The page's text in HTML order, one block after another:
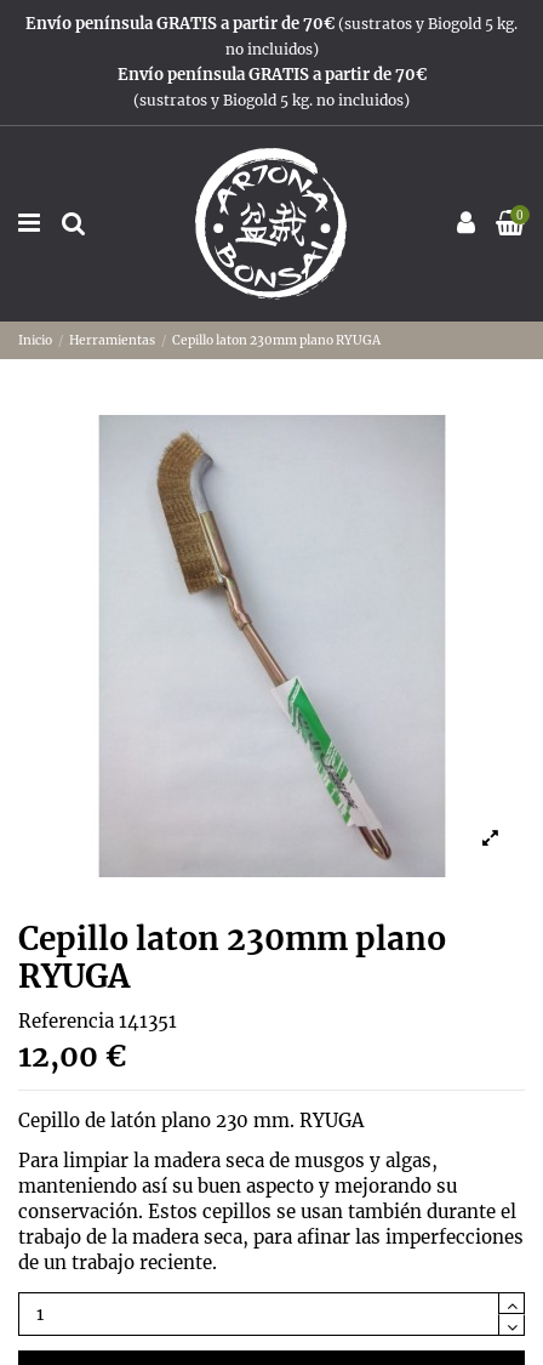
Envío península GRATIS a partir de 70€ (sustratos y Biogold 5 kg.
no incluidos)
Envío península GRATIS a partir de 70€
(sustratos y Biogold 5 kg. no incluidos)
0
Inicio Herramientas Cepillo laton 230mm plano RYUGA
Cepillo laton 230mm plano
RYUGA
Referencia 141351
12,00 €
Cepillo de latón plano 230 mm. RYUGA
Para limpiar la madera seca de musgos y algas,
manteniendo así su buen aspecto y mejorando su
conservación. Estos cepillos se usan también durante el
trabajo de la madera seca, para afinar las imperfecciones
de un trabajo reciente.